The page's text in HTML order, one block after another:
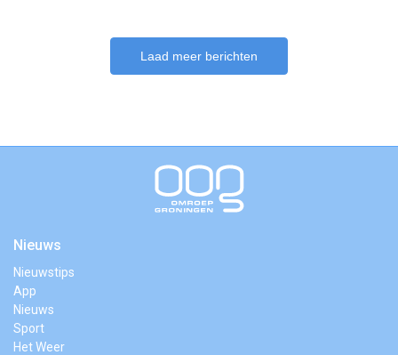
Laad meer berichten
Nieuws
Nieuwstips
App
Nieuws
Sport
Het Weer